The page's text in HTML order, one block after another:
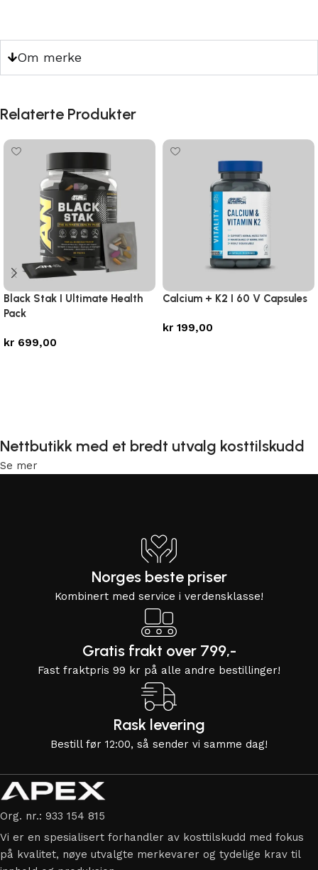
Om merke
Relaterte Produkter
Black Stak I Ultimate Health
Pack
kr 699,00
Calcium + K2 I 60 V Capsules
kr 199,00
Nettbutikk med et bredt utvalg kosttilskudd
Se mer
Norges beste priser
Kombinert med service i verdensklasse!
Gratis frakt over 799,-
Fast fraktpris 99 kr på alle andre bestillinger!
Rask levering
Bestill før 12:00, så sender vi samme dag!
Org. nr.: 933 154 815
Vi er en spesialisert forhandler av kosttilskudd med fokus
på kvalitet, nøye utvalgte merkevarer og tydelige krav til